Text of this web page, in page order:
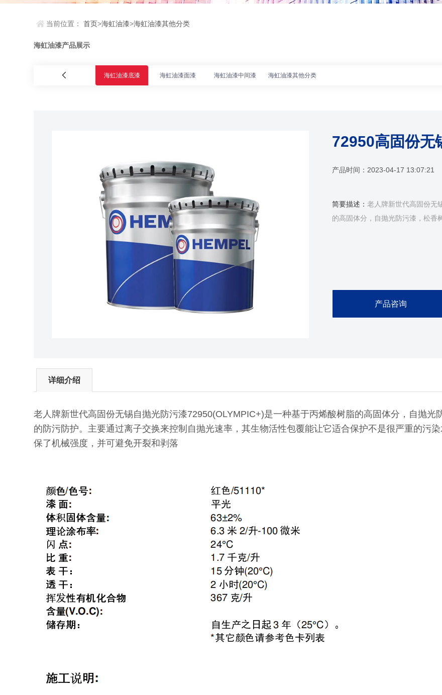
当前位置：首页>海虹油漆>海虹油漆其他分类
海虹油漆产品展示
海虹油漆底漆 海虹油漆面漆 海虹油漆中间漆 海虹油漆其他分类
72950高固份无
产品时间： 2023-04-17 13:07:21
简要描述： 老人牌新世代高固份无
的高固体分，自抛光防污漆，松香
产品咨询
详细介绍
老人牌新世代高固份无锡自抛光防污漆72950(OLYMPIC+)是一种基于丙烯酸树脂的高固体分，自抛光
的防污防护。主要通过离子交换来控制自抛光速率，其生物活性包覆能让它适合保护不是很严重的污
保了机械强度，并可避免开裂和剥落